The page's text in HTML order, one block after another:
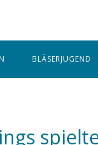
BLÄSERJUGEND